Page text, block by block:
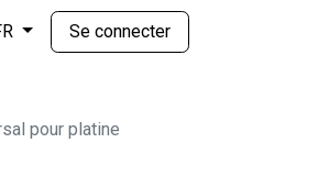
Se connecter
pour platine